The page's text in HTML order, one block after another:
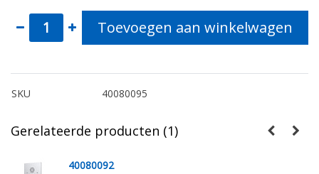
Toevoegen aan winkelwagen
SKU 40080095
Gerelateerde producten (1)
40080092